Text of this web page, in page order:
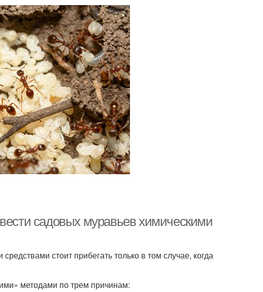
садовых муравьев химическими
стоит прибегать только в том случае, когда
методами по трем причинам: